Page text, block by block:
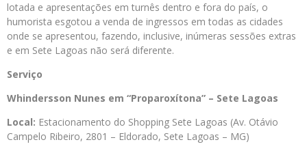
lotada e apresentações em turnês dentro e fora do país, o
humorista esgotou a venda de ingressos em todas as cidades
onde se apresentou, fazendo, inclusive, inúmeras sessões extras
e em Sete Lagoas não será diferente.
Serviço
Whindersson Nunes em “Proparoxítona” – Sete Lagoas
Local: Estacionamento do Shopping Sete Lagoas (Av. Otávio
Campelo Ribeiro, 2801 – Eldorado, Sete Lagoas – MG)